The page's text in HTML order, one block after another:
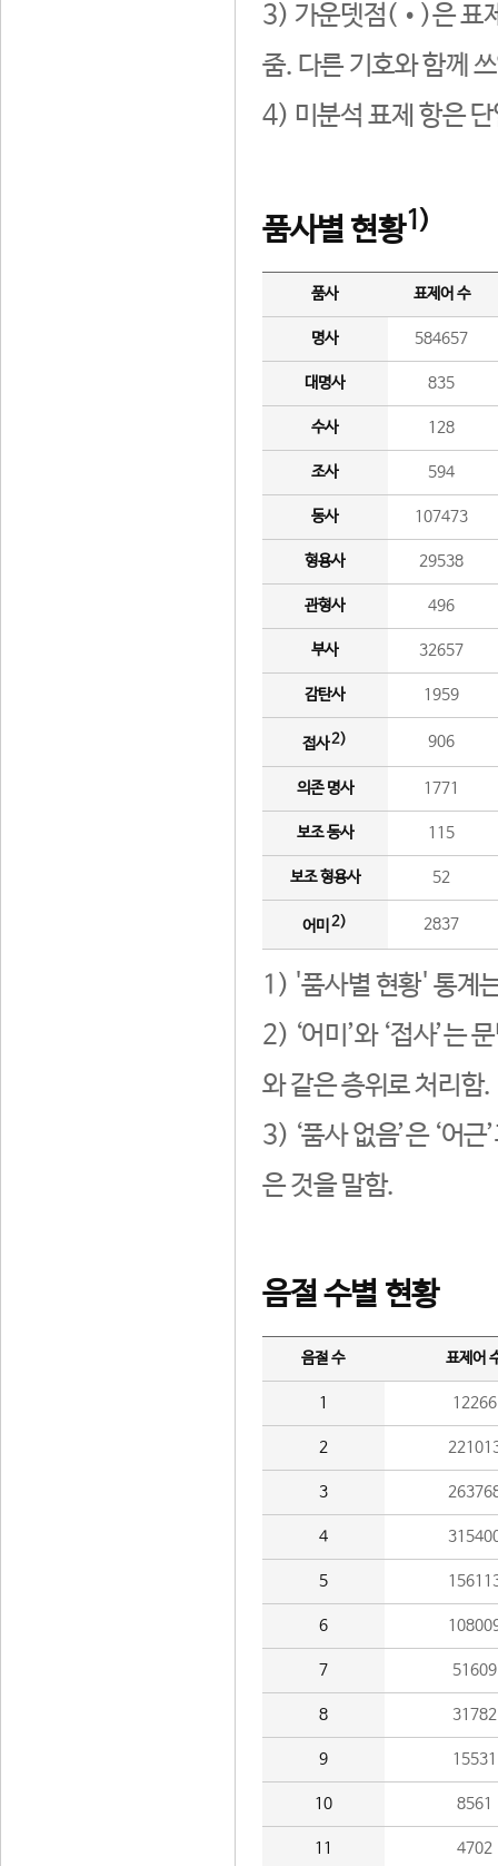
3) 가운뎃점(•)은 표
줌. 다른 기호와 함께
4) 미분석 표제 항은
품사별 현황1)
품사 표제어 수
명사 584657
대명사 835
수사 128
조사 594
동사 107473
형용사 29538
관형사 496
부사 32657
감탄사 1959
접사2) 906
의존 명사 1771
보조 동사 115
보조 형용사 52
어미 2) 2837
1) '품사별 현황' 통계
2) ‘어미’와 ‘접사’는
와 같은 층위로 처리함.
3) ‘품사 없음’은 ‘어
은 것을 말함.
음절 수별 현황
음절 수 표제어
1 12266
2
3
4
5
6
7 51609
8 31782
9 15531
10 8561
11 4702